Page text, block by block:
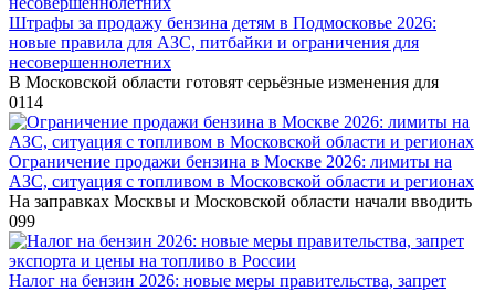
Штрафы за продажу бензина детям в Подмосковье 2026:
новые правила для АЗС, питбайки и ограничения для
несовершеннолетних
В Московской области готовят серьёзные изменения для
0114
Ограничение продажи бензина в Москве 2026: лимиты на
АЗС, ситуация с топливом в Московской области и регионах
На заправках Москвы и Московской области начали вводить
099
Налог на бензин 2026: новые меры правительства, запрет